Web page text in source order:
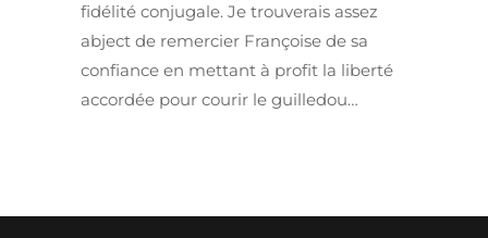
fidélité conjugale. Je trouverais assez
abject de remercier Françoise de sa
confiance en mettant à profit la liberté
accordée pour courir le guilledou…